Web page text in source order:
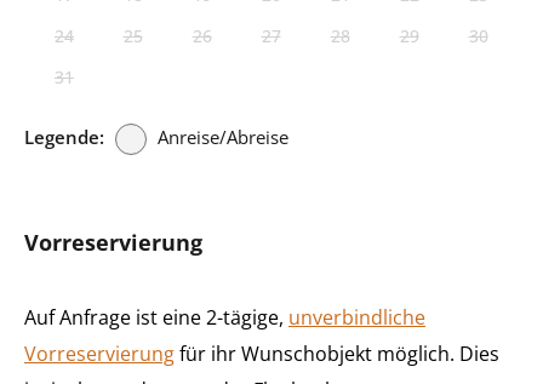
24
25 26 27 28 29
30
31
Legende: Anreise/Abreise
Vorreservierung
Auf Anfrage ist eine 2-tägige, unverbindliche
Vorreservierungfür ihr Wunschobjekt möglich. Dies